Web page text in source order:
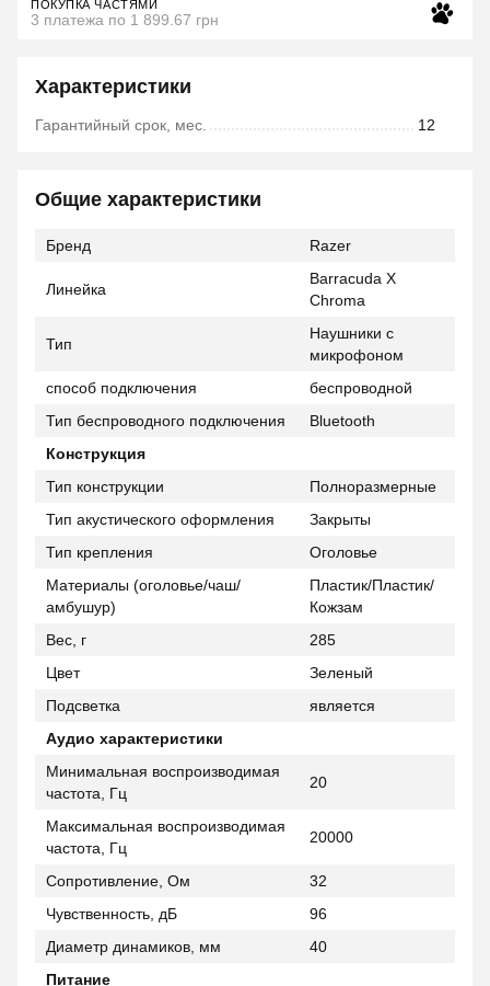
ПОКУПКА ЧАСТЯМИ
3 платежа по 1 899.67 грн
Характеристики
Гарантийный срок, мес. 12
Общие характеристики
Бренд Razer
Линейка
Barracuda X
Chroma
Тип
Наушники с
микрофоном
способ подключения
беспроводной
Тип беспроводного подключения
Bluetooth
Конструкция
Тип конструкции
Полноразмерные
Тип акустического оформления
Закрыты
Тип крепления
Оголовье
Материалы (оголовье/чаш/
амбушур)
Пластик/Пластик/
Кожзам
Вес, г
285
Цвет
Зеленый
Подсветка
является
Аудио характеристики
Минимальная воспроизводимая
частота, Гц
20
Максимальная воспроизводимая
частота, Гц
20000
Сопротивление, Ом
32
Чувственность, дБ
96
Диаметр динамиков, мм
40
Питание